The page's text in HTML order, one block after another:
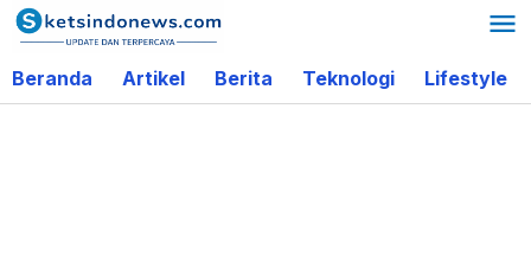
Lewati
ke
konten
Beranda Artikel Berita Teknologi Lifestyle